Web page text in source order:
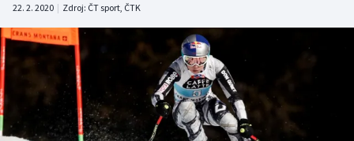
DALŠÍ SPORTY
Americký fotbal
Baseball a softbal
NEPŘEHLÉDNĚTE
Soutěže
22. 2. 2020 | Zdroj: ČT sport, ČTK